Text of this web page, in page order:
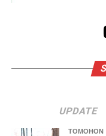
UPDATE
TOMOHON